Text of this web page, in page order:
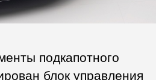
подкапотного
блок управления